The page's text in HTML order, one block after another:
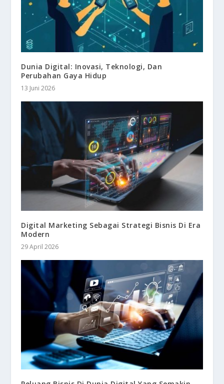
Dunia Digital: Inovasi, Teknologi, Dan
Perubahan Gaya Hidup
13 Juni 2026
Digital Marketing Sebagai Strategi Bisnis Di Era
Modern
29 April 2026